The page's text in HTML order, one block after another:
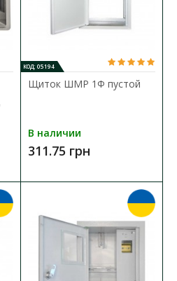
В сравнения
КОД: 05194
Щиток ШМР 1Ф пустой
В наличии
311.75 грн